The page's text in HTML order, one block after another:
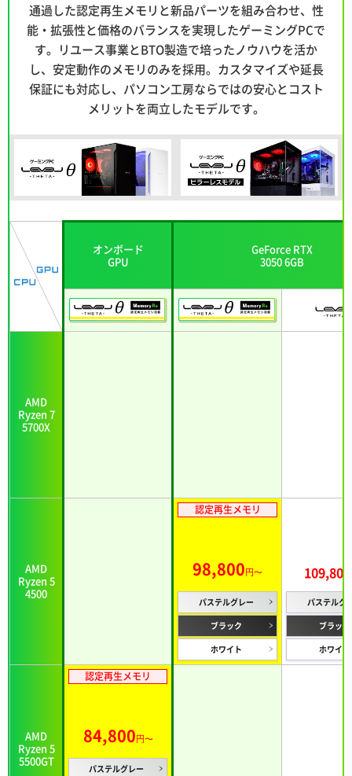
通過した認定再生メモリと新品パーツを組み合わせ、性
能・拡張性と価格のバランスを実現したゲーミングPCで
す。リユース事業とBTO製造で培ったノウハウを活か
し、安定動作のメモリのみを採用。カスタマイズや延長
保証にも対応し、パソコン工房ならではの安心とコスト
メリットを両立したモデルです。
オンボード
GPU
GeForce RTX
3050 6GB
AMD
Ryzen 7
5700X
AMD
Ryzen 5
4500
認定再生メモリ
98,800円〜
パステルグレー
ブラック
ホワイト
109,800
パステルグ
ブラック
ホワイト
AMD
Ryzen 5
5500GT
認定再生メモリ
84,800円〜
パステルグレー